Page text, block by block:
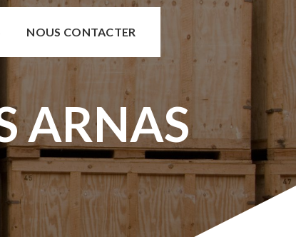
NOUS CONTACTER
ARNAS